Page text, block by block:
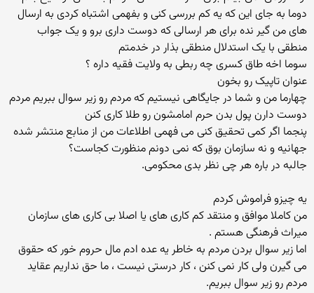
دوما به جای این که یه کم بررسی کنی و بفهمی اشتباه کردی به ارسال
های من گیر نده برای هر ارسالی که دوست داری برو و یک جواب
منطقی با یک استدلال منطقی بذار در خدمتم
سوما اخه طاق کسری چه ربطی به ولایت فقیه داره ؟
عنوان تاپیک رو بخون
چهارما من و شما در جایگاهی نیستیم که مردم رو زیر سوال ببریم مردم
دوست دارن پول بدن حرم امامشون رو طلا کاری کنن
پنجما اگر کمی تحقیق کنی می فهمی اطلاعات من از منابع منتشر شده
جهانیه و نه سازمان بوق که نمی دونم منظورت کجاست؟
جالبه در باره هر چی نظر بدی محکومی.
یه چیزو فراموش کردم
من کاملا موافق و منتقد کم کاری های یا اصلا بی کاری های سازمان
میراث فرهنگی هستم .
اما زیر سوال بردن مردم به خاطر یه عده ادم مال حروم خور که حقوق
می گیرن ولی کار نمی کنن ، کار درستی نیست ، ما حق نداریم عقاید
مردم رو زیر سوال ببریم.